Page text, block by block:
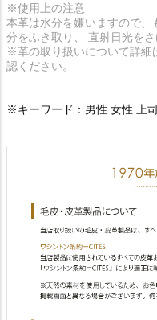
※使用上の注意
本革は水分を嫌いますので、
分をふき取り、 直射日光を
※革の取り扱いについて詳細
認ください。
※キーワード：男性 女性 上